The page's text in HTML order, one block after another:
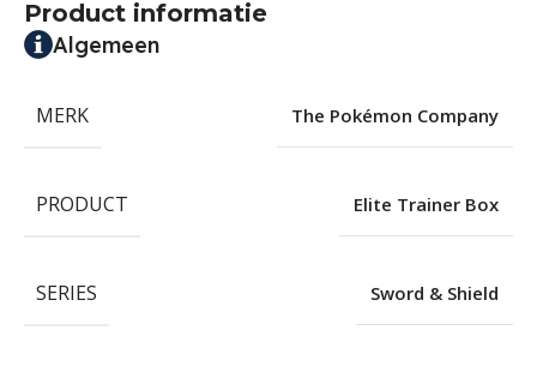
Product informatie
Algemeen
MERK The Pokémon Company
PRODUCT Elite Trainer Box
SERIES Sword & Shield